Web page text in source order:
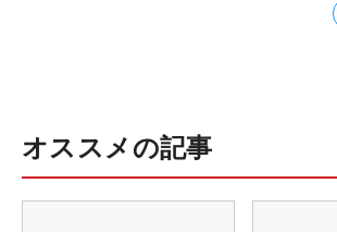
オススメの記事